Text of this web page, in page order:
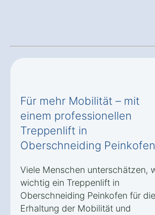
Für mehr Mobilität – mit
einem professionellen
Treppenlift in
Oberschneiding Peinkofen
Viele Menschen unterschätzen,
wichtig ein Treppenlift in
Oberschneiding Peinkofen für die
Erhaltung der Mobilität und